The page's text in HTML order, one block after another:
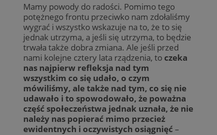
Mamy powody do radości. Pomimo tego
potężnego frontu przeciwko nam zdołaliśmy
wygrać i wszystko wskazuje na to, że to się
jednak utrzyma, a jeśli się utrzyma, to będzie
trwała także dobra zmiana. Ale jeśli przed
nami kolejne cztery lata rządzenia, to czeka
nas najpierw refleksja nad tym
wszystkim co się udało, o czym
mówiliśmy, ale także nad tym, co się nie
udawało i to spowodowało, że poważna
część społeczeństwa jednak uznała, że nie
należy nas popierać mimo przecież
ewidentnych i oczywistych osiągnięć –